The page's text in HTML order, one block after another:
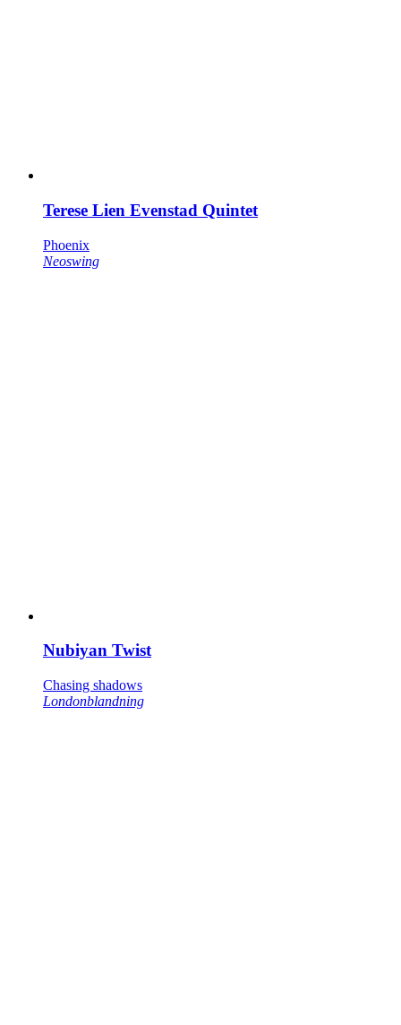
Terese Lien Evenstad Quintet
Phoenix
Neoswing
Nubiyan Twist
Chasing shadows
Londonblandning